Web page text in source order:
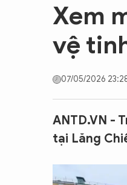
THẾ
THỂ
Xem
vệ
07/05/2026
ANTD.VN -
tại Lăng